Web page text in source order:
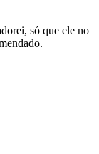
só que ele no